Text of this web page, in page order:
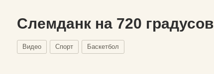
Слемданк на 720 градусов
Видео Спорт Баскетбол